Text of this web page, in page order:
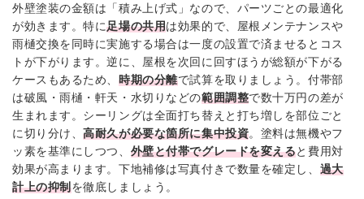
外壁塗装の金額は「積み上げ式」なので、パーツごとの最適化
が効きます。特に足場の共用は効果的で、屋根メンテナンスや
雨樋交換を同時に実施する場合は一度の設置で済ませるとコス
トが下がります。逆に、屋根を次回に回すほうが総額が下がる
ケースもあるため、時期の分離で試算を取りましょう。付帯部
は破風・雨樋・軒天・水切りなどの範囲調整で数十万円の差が
生まれます。シーリングは全面打ち替えと打ち増しを部位ごと
に切り分け、高耐久が必要な箇所に集中投資。塗料は無機やフ
ッ素を基準にしつつ、 外壁と付帯でグレードを変えると費用対
効果が高まります。下地補修は写真付きで数量を確定し、 過大
計上の抑制を徹底しましょう。